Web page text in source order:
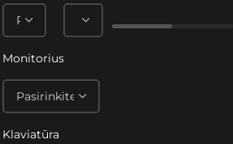
Monitorius
Klaviatūra